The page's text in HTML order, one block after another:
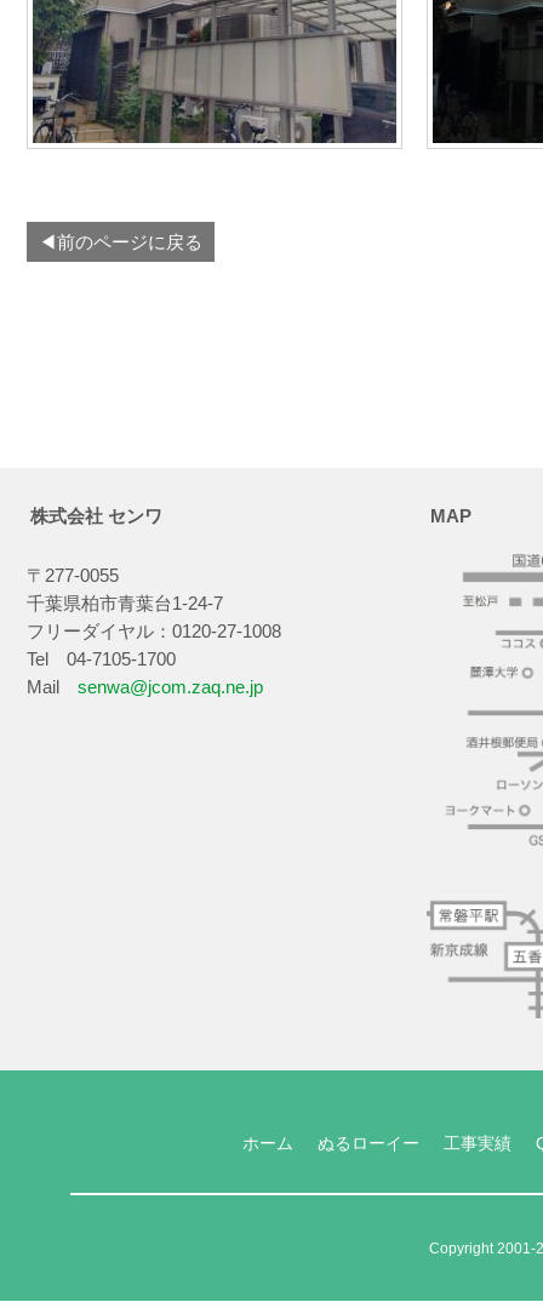
◀前のページに戻る
株式会社 センワ
〒277-0055
千葉県柏市青葉台1-24-7
フリーダイヤル：0120-27-1008
Tel 04-7105-1700
Mail senwa@jcom.zaq.ne.jp
MAP
ホーム ぬるローイー 工事実績
Copyright 2001-